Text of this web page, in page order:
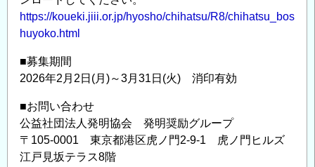
https://koueki.jiii.or.jp/hyosho/chihatsu/R8/chihatsu_bos
huyoko.html
■募集期間
2026年2月2日(月)～3月31日(火) 消印有効
■お問い合わせ
公益社団法人発明協会 発明奨励グループ
〒105-0001 東京都港区虎ノ門2-9-1 虎ノ門ヒルズ
江戸見坂テラス8階